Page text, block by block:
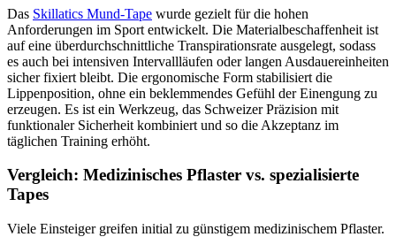
Das Skillatics Mund-Tape wurde gezielt für die hohen
Anforderungen im Sport entwickelt. Die Materialbeschaffenheit ist
auf eine überdurchschnittliche Transpirationsrate ausgelegt, sodass
es auch bei intensiven Intervallläufen oder langen Ausdauereinheiten
sicher fixiert bleibt. Die ergonomische Form stabilisiert die
Lippenposition, ohne ein beklemmendes Gefühl der Einengung zu
erzeugen. Es ist ein Werkzeug, das Schweizer Präzision mit
funktionaler Sicherheit kombiniert und so die Akzeptanz im
täglichen Training erhöht.
Vergleich: Medizinisches Pflaster vs. spezialisierte
Tapes
Viele Einsteiger greifen initial zu günstigem medizinischem Pflaster.